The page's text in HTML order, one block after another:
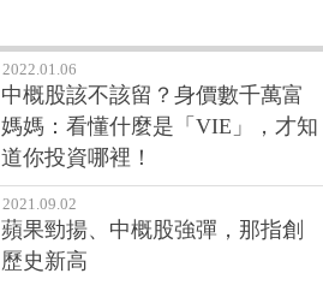
2022.01.06
中概股該不該留？身價數千萬富
媽媽：看懂什麼是「VIE」，才知
道你投資哪裡！
2021.09.02
蘋果勁揚、中概股強彈，那指創
歷史新高